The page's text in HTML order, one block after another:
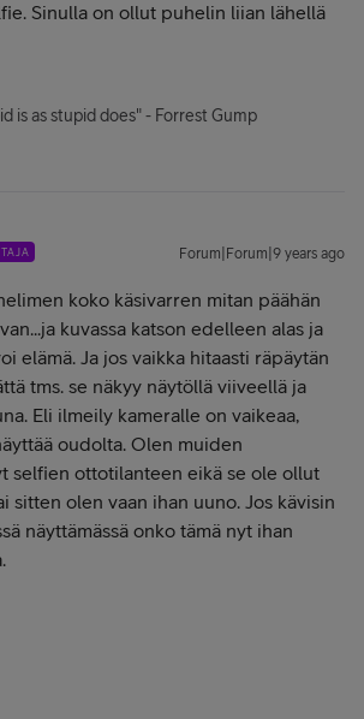
Sinulla on ollut puhelin liian lähellä
is as stupid does" - Forrest Gump
Forum|Forum|9 years ago
koko käsivarren mitan päähän
kuvassa katson edelleen alas ja
elämä. Ja jos vaikka hitaasti räpäytän
tms. se näkyy näytöllä viiveellä ja
Eli ilmeily kameralle on vaikeaa,
oudolta. Olen muiden
selfien ottotilanteen eikä se ole ollut
sitten olen vaan ihan uuno. Jos kävisin
näyttämässä onko tämä nyt ihan